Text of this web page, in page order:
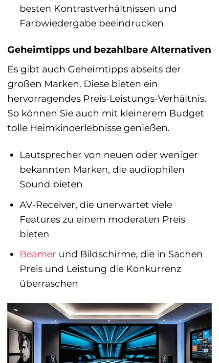
besten Kontrastverhältnissen und
Farbwiedergabe beeindrucken
Geheimtipps und bezahlbare Alternativen
Es gibt auch Geheimtipps abseits der
großen Marken. Diese bieten ein
hervorragendes Preis-Leistungs-Verhältnis.
So können Sie auch mit kleinerem Budget
tolle Heimkinoerlebnisse genießen.
Lautsprecher von neuen oder weniger
bekannten Marken, die audiophilen
Sound bieten
AV-Receiver, die unerwartet viele
Features zu einem moderaten Preis
bieten
Beamer und Bildschirme, die in Sachen
Preis und Leistung die Konkurrenz
überraschen